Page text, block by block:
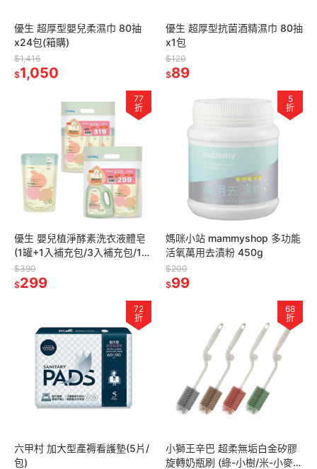
優生 超厚型嬰兒柔濕巾 80抽
x24包(箱購)
$1,416
$1,050
優生 超厚型抗菌酒精濕巾 80抽
x1包
$120
$89
77
折
優生 嬰兒植淨酵素洗衣液體皂
(1罐+1入補充包/3入補充包/1入
補充包)
$390
$299
5
折
媽咪小站 mammyshop 多功能
活氧萬用去漬粉 450g
$200
$99
72
折
六甲村 加大型產褥看護墊(5片/
包)
68
折
小獅王辛巴 超柔無垢白金矽膠
旋轉奶瓶刷 (綠-小樹/米-小麥/